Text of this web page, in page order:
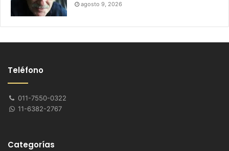
agosto 9, 2026
Teléfono
011-7550-0322
11-6382-2767
Categorías